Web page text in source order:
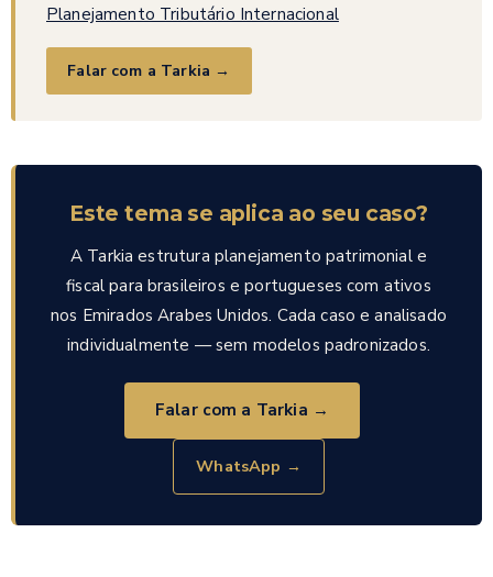
Planejamento Tributário Internacional
Falar com a Tarkia →
Este tema se aplica ao seu caso?
A Tarkia estrutura planejamento patrimonial e
fiscal para brasileiros e portugueses com ativos
nos Emirados Arabes Unidos. Cada caso e analisado
individualmente — sem modelos padronizados.
Falar com a Tarkia →
WhatsApp →